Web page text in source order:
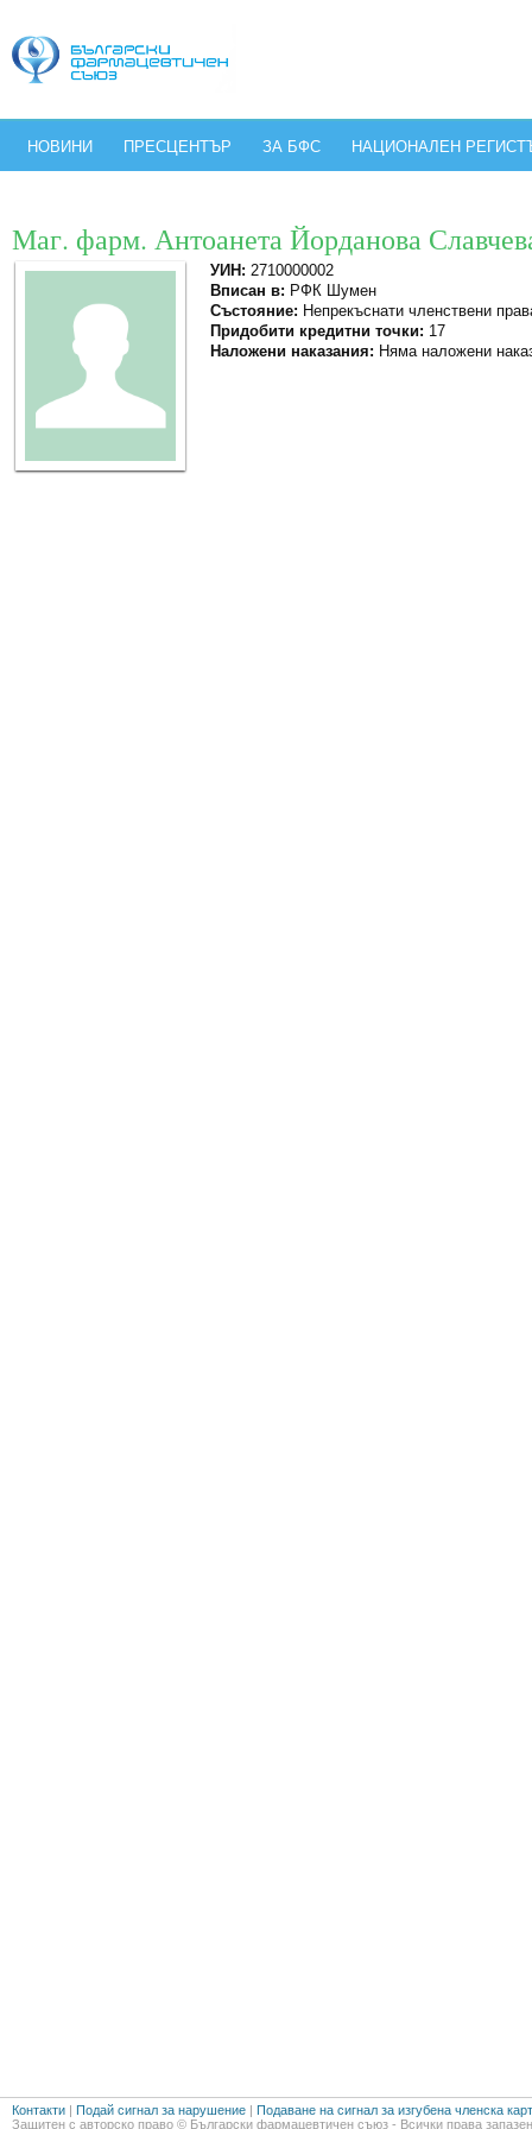
НОВИНИ ПРЕСЦЕНТЪР ЗА БФС НАЦИОНАЛЕН
Маг. фарм. Антоанета Йорданова
УИН: 2710000002
Вписан в: РФК Шумен
Състояние: Непрекъснати членствени
Придобити кредитни точки: 17
Наложени наказания: Няма наложени
Контакти | Подай сигнал за нарушение | Подаване на сигнал за изгубена членска
Защитен с авторско право © Български фармацевтичен съюз - Всички права